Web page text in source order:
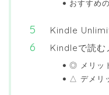
おすすめ
Kindle
Kindleで読む
◎ メリッ
△ デメリ